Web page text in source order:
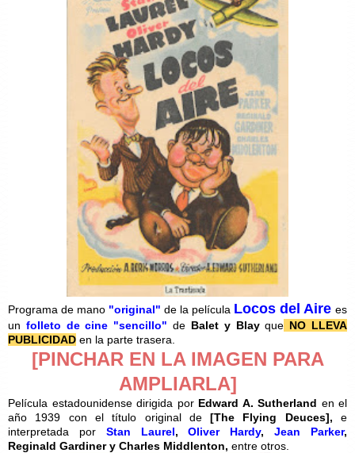
Programa de mano "original" de la película Locos del Aire es
un folleto de cine "sencillo"de Balet y Blayque NO LLEVA
PUBLICIDAD en la parte trasera.
[PINCHAR EN LA IMAGEN PARA
AMPLIARLA]
Película estadounidense dirigida por Edward A. Sutherland en el
año 1939 con el título original de[The Flying Deuces],e
interpretada por Stan Laurel,Oliver Hardy,Jean Parker,
Reginald Gardiner y Charles Middlenton, entre otros.